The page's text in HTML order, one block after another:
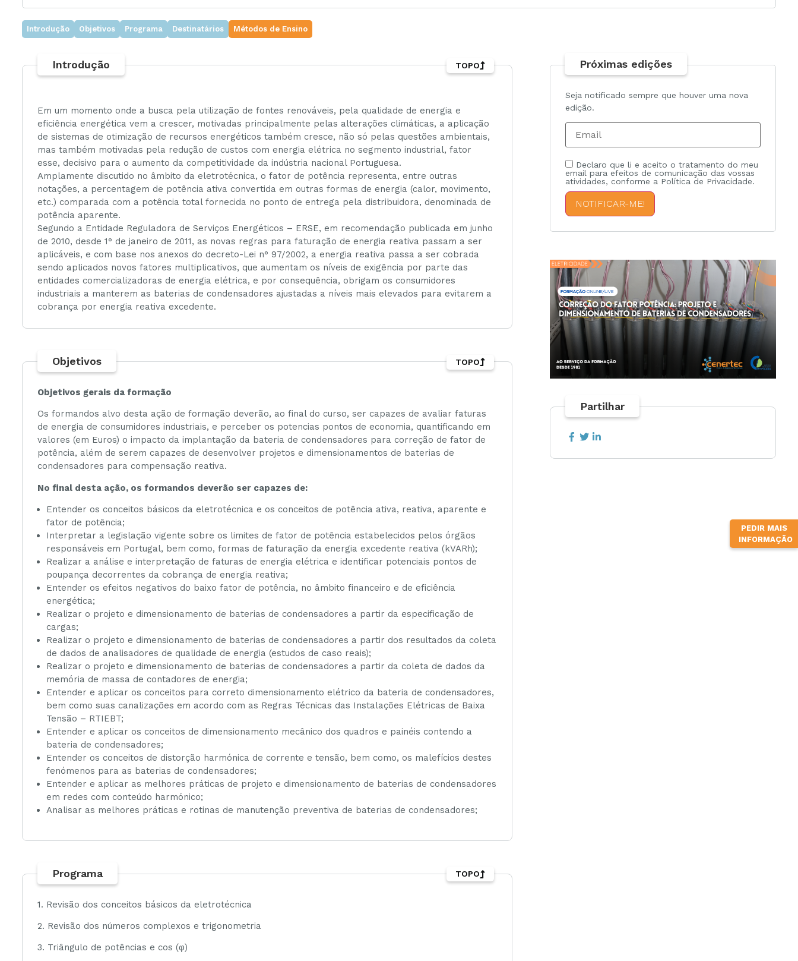
Ambiente
Gestão
PEDIR MAIS
INFORMAÇÃO
Introdução Objetivos Programa Destinatários Métodos de Ensino
Introdução
Em um momento onde a busca pela utilização de fontes renováveis, pela qualidade de energia e
eficiência energética vem a crescer, motivadas principalmente pelas alterações climáticas, a aplicação
de sistemas de otimização de recursos energéticos também cresce, não só pelas questões ambientais,
mas também motivadas pela redução de custos com energia elétrica no segmento industrial, fator
esse, decisivo para o aumento da competitividade da indústria nacional Portuguesa.
Amplamente discutido no âmbito da eletrotécnica, o fator de potência representa, entre outras
notações, a percentagem de potência ativa convertida em outras formas de energia (calor, movimento,
etc.) comparada com a potência total fornecida no ponto de entrega pela distribuidora, denominada de
potência aparente.
Segundo a Entidade Reguladora de Serviços Energéticos – ERSE, em recomendação publicada em junho
de 2010, desde 1° de janeiro de 2011, as novas regras para faturação de energia reativa passam a ser
aplicáveis, e com base nos anexos do decreto-Lei n° 97/2002, a energia reativa passa a ser cobrada
sendo aplicados novos fatores multiplicativos, que aumentam os níveis de exigência por parte das
entidades comercializadoras de energia elétrica, e por consequência, obrigam os consumidores
industriais a manterem as baterias de condensadores ajustadas a níveis mais elevados para evitarem a
cobrança por energia reativa excedente.
TOPO
Objetivos
Objetivos gerais da formação
Os formandos alvo desta ação de formação deverão, ao final do curso, ser capazes de avaliar faturas
de energia de consumidores industriais, e perceber os potencias pontos de economia, quantificando em
valores (em Euros) o impacto da implantação da bateria de condensadores para correção de fator de
potência, além de serem capazes de desenvolver projetos e dimensionamentos de baterias de
condensadores para compensação reativa.
No final desta ação, os formandos deverão ser capazes de:
Entender os conceitos básicos da eletrotécnica e os conceitos de potência ativa, reativa, aparente e
fator de potência;
Interpretar a legislação vigente sobre os limites de fator de potência estabelecidos pelos órgãos
responsáveis em Portugal, bem como, formas de faturação da energia excedente reativa (kVARh);
Realizar a análise e interpretação de faturas de energia elétrica e identificar potenciais pontos de
poupança decorrentes da cobrança de energia reativa;
Entender os efeitos negativos do baixo fator de potência, no âmbito financeiro e de eficiência
energética;
Realizar o projeto e dimensionamento de baterias de condensadores a partir da especificação de
cargas;
Realizar o projeto e dimensionamento de baterias de condensadores a partir dos resultados da coleta
de dados de analisadores de qualidade de energia (estudos de caso reais);
Realizar o projeto e dimensionamento de baterias de condensadores a partir da coleta de dados da
memória de massa de contadores de energia;
Entender e aplicar os conceitos para correto dimensionamento elétrico da bateria de condensadores,
bem como suas canalizações em acordo com as Regras Técnicas das Instalações Elétricas de Baixa
Tensão – RTIEBT;
Entender e aplicar os conceitos de dimensionamento mecânico dos quadros e painéis contendo a
bateria de condensadores;
Entender os conceitos de distorção harmónica de corrente e tensão, bem como, os malefícios destes
fenómenos para as baterias de condensadores;
Entender e aplicar as melhores práticas de projeto e dimensionamento de baterias de condensadores
em redes com conteúdo harmónico;
Analisar as melhores práticas e rotinas de manutenção preventiva de baterias de condensadores;
TOPO
Programa
1. Revisão dos conceitos básicos da eletrotécnica
2. Revisão dos números complexos e trigonometria
3. Triângulo de potências e cos (φ)
TOPO
Próximas edições
Seja notificado sempre que houver uma nova
edição.
Declaro que li e aceito o tratamento do meu
email para efeitos de comunicação das vossas
atividades, conforme a Política de Privacidade.
NOTIFICAR-ME!
Partilhar